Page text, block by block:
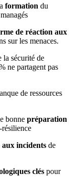
formation du
de réaction aux
sur les menaces.
la sécurité de
ne partagent pas
de ressources
bonne préparation
résilience
aux incidents de
clés pour